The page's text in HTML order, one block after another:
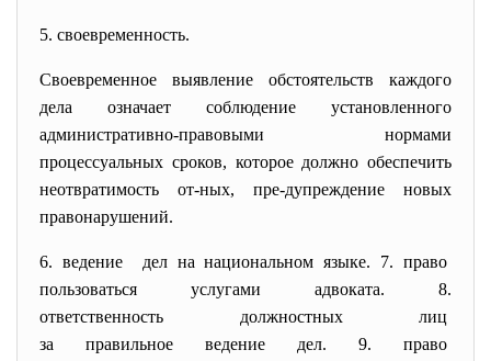
5. своевременность.
Своевременное выявление обстоятельств каждого
дела означает соблюдение установленного
административно-правовыми нормами
процессуальных сроков, которое должно обеспечить
неотвратимость от-ных, пре-дупреждение новых
правонарушений.
6. ведение дел на национальном языке. 7. право
пользоваться услугами адвоката. 8.
ответственность должностных лиц
за правильное ведение дел. 9. право